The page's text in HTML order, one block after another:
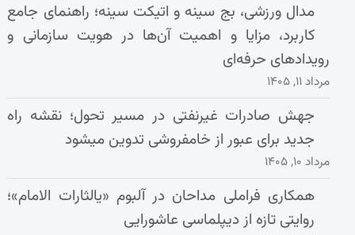
مدال ورزشی، بج سینه و اتیکت سینه؛ راهنمای جامع
کاربرد، مزایا و اهمیت آن‌ها در هویت سازمانی و
رویدادهای حرفه‌ای
مرداد ۱۱, ۱۴۰۵
جهش صادرات غیرنفتی در مسیر تحول؛ نقشه راه
جدید برای عبور از خامفروشی تدوین میشود
مرداد ۱۰, ۱۴۰۵
همکاری فراملی مداحان در آلبوم «یالثارات الامام»؛
روایتی تازه از دیپلماسی عاشورایی